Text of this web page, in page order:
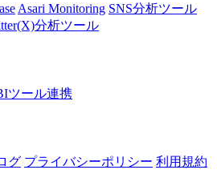
Asari Monitoring SNS分析ツール
分析ツール
ツール連携
グ プライバシーポリシー 利用規約